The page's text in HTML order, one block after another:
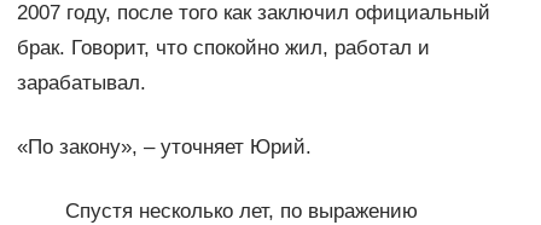
2007 году, после того как заключил официальный
брак. Говорит, что спокойно жил, работал и
зарабатывал.
«По закону», – уточняет Юрий.
Спустя несколько лет, по выражению